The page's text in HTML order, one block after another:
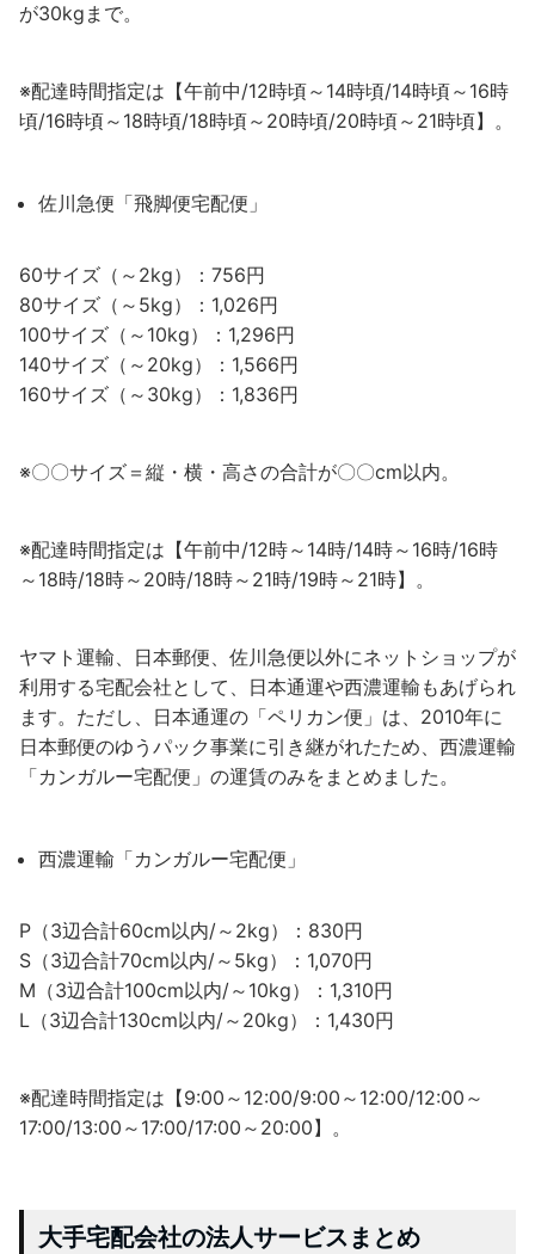
が30kgまで。
※配達時間指定は【午前中/12時頃～14時頃/14時頃～16時
頃/16時頃～18時頃/18時頃～20時頃/20時頃～21時頃】。
佐川急便「飛脚便宅配便」
60サイズ（～2kg）：756円
80サイズ（～5kg）：1,026円
100サイズ（～10kg）：1,296円
140サイズ（～20kg）：1,566円
160サイズ（～30kg）：1,836円
※〇〇サイズ＝縦・横・高さの合計が〇〇cm以内。
※配達時間指定は【午前中/12時～14時/14時～16時/16時
～18時/18時～20時/18時～21時/19時～21時】。
ヤマト運輸、日本郵便、佐川急便以外にネットショップが
利用する宅配会社として、日本通運や西濃運輸もあげられ
ます。ただし、日本通運の「ペリカン便」は、2010年に
日本郵便のゆうパック事業に引き継がれたため、西濃運輸
「カンガルー宅配便」の運賃のみをまとめました。
西濃運輸「カンガルー宅配便」
P（3辺合計60cm以内/～2kg）：830円
S（3辺合計70cm以内/～5kg）：1,070円
M（3辺合計100cm以内/～10kg）：1,310円
L（3辺合計130cm以内/～20kg）：1,430円
※配達時間指定は【9:00～12:00/9:00～12:00/12:00～
17:00/13:00～17:00/17:00～20:00】。
大手宅配会社の法人サービスまとめ